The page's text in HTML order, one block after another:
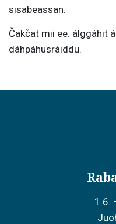
sisabeassan.
Čakčat mii ee. álggáhit
dáhpáhusráiddu.
1.6.